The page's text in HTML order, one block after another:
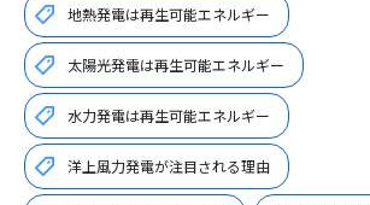
地熱発電は再生可能エネルギー
太陽光発電は再生可能エネルギー
水力発電は再生可能エネルギー
洋上風力発電が注目される理由